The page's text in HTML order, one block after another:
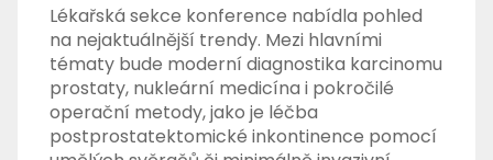
Lékařská sekce konference nabídla pohled
na nejaktuálnější trendy. Mezi hlavními
tématy bude moderní diagnostika karcinomu
prostaty, nukleární medicína i pokročilé
operační metody, jako je léčba
postprostatektomické inkontinence pomocí